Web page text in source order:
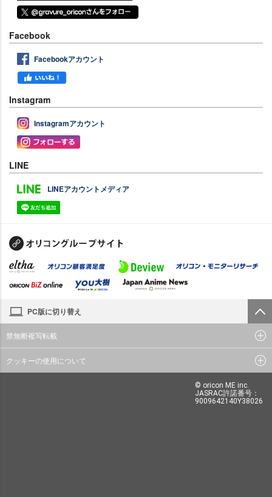
Facebook
Facebookアカウント
Instagram
Instagramアカウント
LINE
LINEアカウントメディア
PC版に切り替え
禁無断複写転載
クッキーの使用について
© oricon ME inc.
JASRAC許諾番号：
9009642140Y38026